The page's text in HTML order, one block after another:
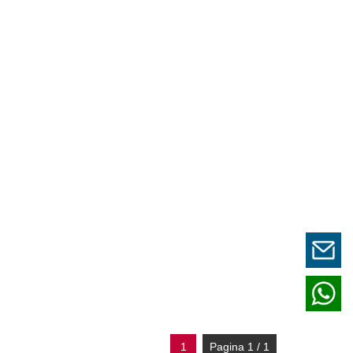
1 Pagina 1 / 1